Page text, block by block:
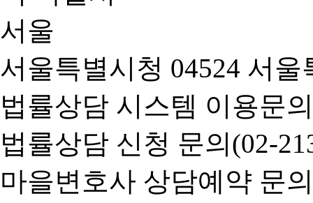
서울특별시청 04524 서
법률상담 시스템 이용문
법률상담 신청 문의(02-
마을변호사 상담예약 문